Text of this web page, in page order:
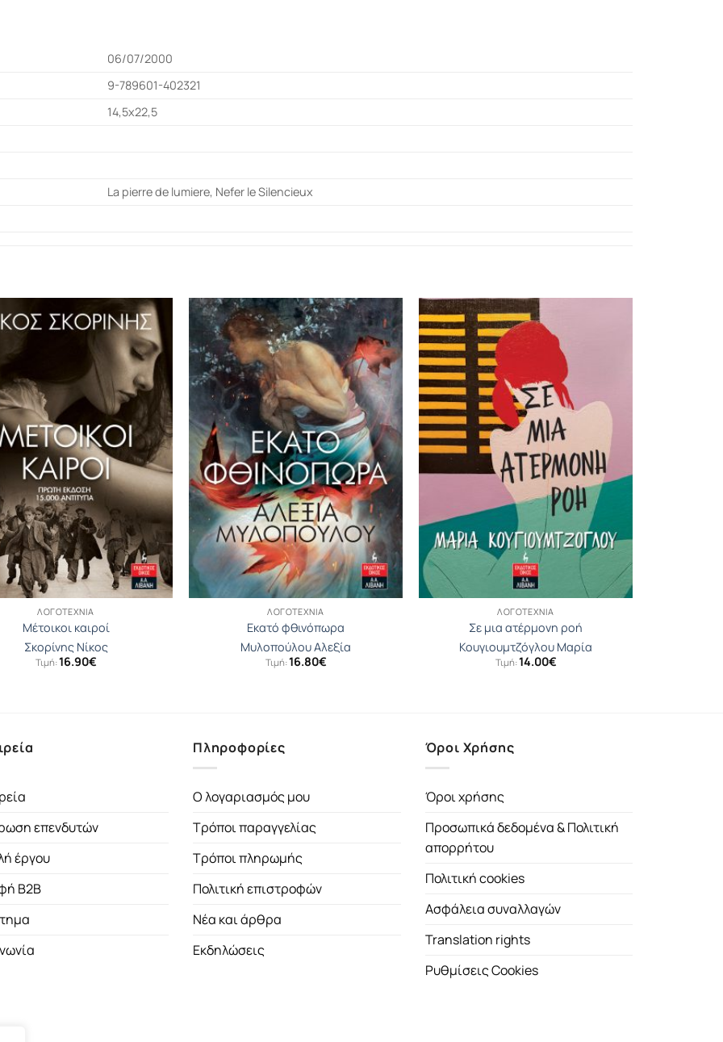
06/07/2000
9-789601-402321
14,5x22,5
La pierre de lumiere, Nefer le Silencieux
ΛΟΓΟΤΕΧΝΊΑ
Μέτοικοι καιροί
Σκορίνης Νίκος
Τιμή:16.90€
ΛΟΓΟΤΕΧΝΊΑ
Εκατό φθινόπωρα
Μυλοπούλου Αλεξία
Τιμή:16.80€
ΛΟΓΟΤΕΧΝΊΑ
Σε μια ατέρμονη ροή
Κουγιουµτζόγλου Μαρία
Τιμή:14.00€
επενδυτών
έργου
B2B
Πληροφορίες
Ο λογαριασμός μου
Τρόποι παραγγελίας
Τρόποι πληρωμής
Πολιτική επιστροφών
Νέα και άρθρα
Εκδηλώσεις
Όροι Χρήσης
Όροι χρήσης
Προσωπικά δεδομένα & Πολιτική
απορρήτου
Πολιτική cookies
Ασφάλεια συναλλαγών
Translation rights
Ρυθμίσεις Cookies